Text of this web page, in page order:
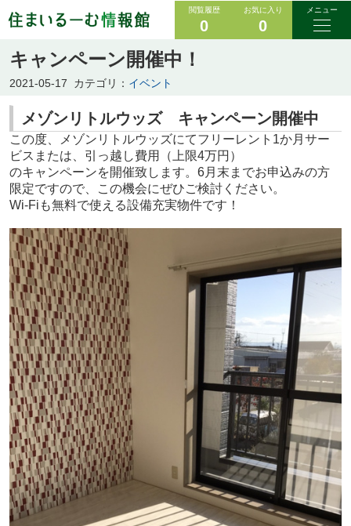
閲覧履歴
0
お気に入り
0
メニュー
キャンペーン開催中！
2021-05-17 カテゴリ： イベント
メゾンリトルウッズ キャンペーン開催中
この度、メゾンリトルウッズにてフリーレント1か月サー
ビスまたは、引っ越し費用（上限4万円）
のキャンペーンを開催致します。6月末までお申込みの方
限定ですので、この機会にぜひご検討ください。
Wi-Fiも無料で使える設備充実物件です！